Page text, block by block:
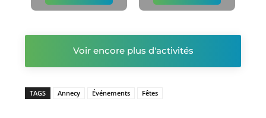
Voir encore plus d'activités
TAGS Annecy Événements Fêtes